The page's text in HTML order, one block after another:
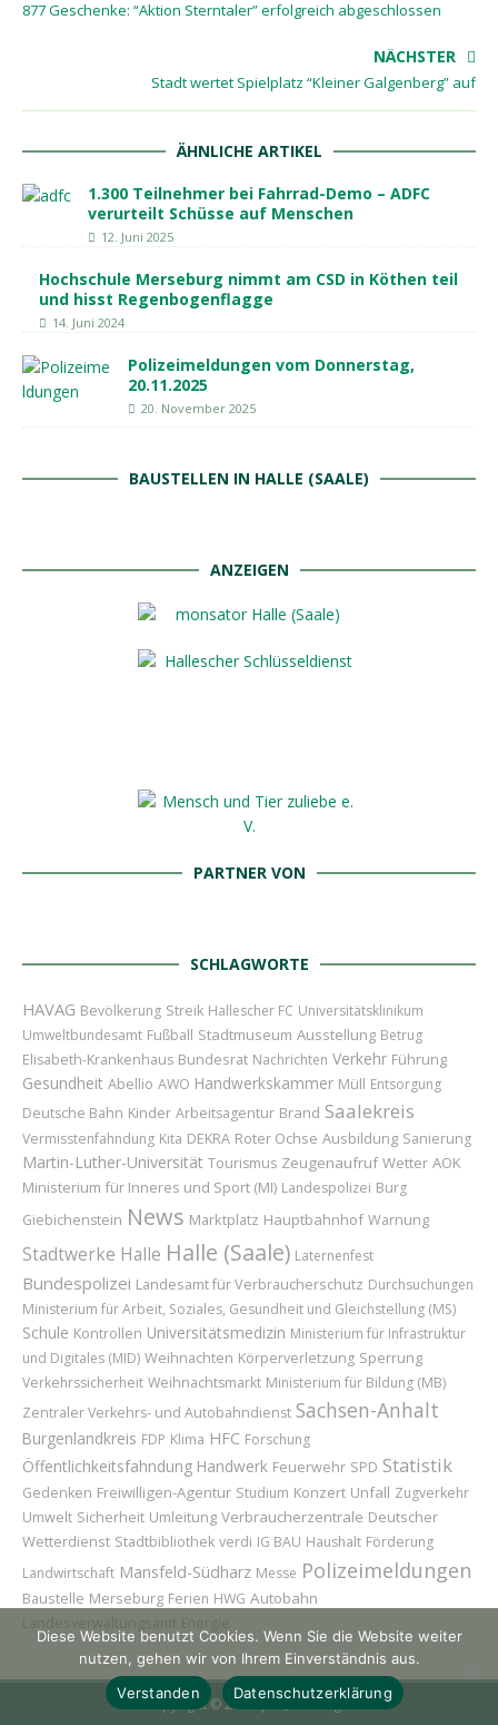
877 Geschenke: “Aktion Sterntaler” erfolgreich abgeschlossen
NÄCHSTER
Stadt wertet Spielplatz “Kleiner Galgenberg” auf
ÄHNLICHE ARTIKEL
1.300 Teilnehmer bei Fahrrad-Demo – ADFC
verurteilt Schüsse auf Menschen
12. Juni 2025
Hochschule Merseburg nimmt am CSD in Köthen teil
und hisst Regenbogenflagge
14. Juni 2024
Polizeimeldungen vom Donnerstag,
20.11.2025
20. November 2025
BAUSTELLEN IN HALLE (SAALE)
ANZEIGEN
PARTNER VON
SCHLAGWORTE
HAVAG Bevölkerung Streik Hallescher FC Universitätsklinikum
Umweltbundesamt Fußball Stadtmuseum Ausstellung Betrug
Elisabeth-Krankenhaus Bundesrat Nachrichten Verkehr Führung
Gesundheit Abellio AWO Handwerkskammer Müll Entsorgung
Deutsche Bahn Kinder Arbeitsagentur Brand Saalekreis
Vermisstenfahndung Kita DEKRA Roter Ochse Ausbildung Sanierung
Martin-Luther-Universität Tourismus Zeugenaufruf Wetter AOK
Ministerium für Inneres und Sport (MI) Landespolizei Burg
Giebichenstein News Marktplatz Hauptbahnhof Warnung
Stadtwerke Halle Halle (Saale) Laternenfest
Bundespolizei Landesamt für Verbraucherschutz Durchsuchungen
Ministerium für Arbeit, Soziales, Gesundheit und Gleichstellung (MS)
Schule Kontrollen Universitätsmedizin Ministerium für Infrastruktur
und Digitales (MID) Weihnachten Körperverletzung Sperrung
Verkehrssicherheit Weihnachtsmarkt Ministerium für Bildung (MB)
Zentraler Verkehrs- und Autobahndienst Sachsen-Anhalt
Burgenlandkreis FDP Klima HFC Forschung
Öffentlichkeitsfahndung Handwerk Feuerwehr SPD Statistik
Gedenken Freiwilligen-Agentur Studium Konzert Unfall Zugverkehr
Umwelt Sicherheit Umleitung Verbraucherzentrale Deutscher
Wetterdienst Stadtbibliothek verdi IG BAU Haushalt Förderung
Landwirtschaft Mansfeld-Südharz Messe Polizeimeldungen
Baustelle Merseburg Ferien HWG Autobahn
Copyright © 2026 | H@llAnzeiger
Diese Website benutzt Cookies. Wenn Sie die Website weiter
nutzen, gehen wir von Ihrem Einverständnis aus.
Verstanden
Datenschutzerklärung